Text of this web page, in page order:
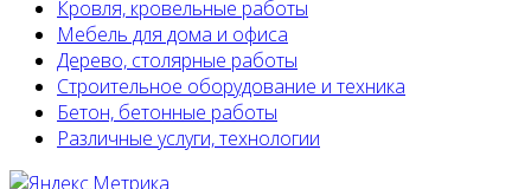
Кровля, кровельные работы
Мебель для дома и офиса
Дерево, столярные работы
Строительное оборудование и техника
Бетон, бетонные работы
Различные услуги, технологии